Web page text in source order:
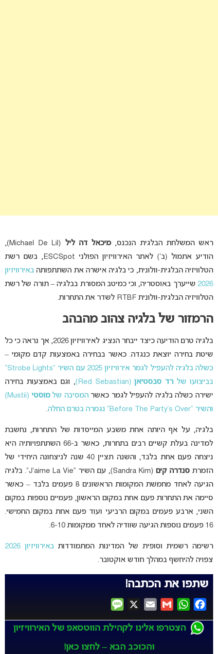
ראש המשלחת הבלגית הנכנס,מיכאל דה ליל
(Michael De Lil),
הודיע אתמול (ב’) לאתר האירוויזיון הפולני ESCSpot, בשם רשת
הטלוויזיה הבלגית-וולונית, כי בלגיה אישרה את השתתפותה באירוויזיון
2026 שייערך באוסטריה, וכי כמיטב המסורת בבלגיה – תורה של רשת
הטלוויזיה הבלגית-וולונית RTBF לשדר את התחרות.
הרמזור של בלגיה צהוב מהבהב
בלגיה טרם הודיעה כיצד ייבחר הנציג לאירוויזיון 2026, אך נראה כי כל
שיטת בחירה יוצאת כנגדה. כאשר בבחירה באמצעות קדם מקומי –
כשלה בלגיה להעפיל לגמר אירוויזיון 2025 עם השיר “Strobe Lights”
בביצועו שלרד סבסטיאן(Red Sebastian)
, וגם באמצעות בחירה
ישירה כשלה בלגיה להעפיל לגמר כאשרהמסיבה שלמוסטי
(Mustii)
והשיר “Before The Party’s Over” נגמרה בטרם החלה
.
בלגיה, על אף היותה אחת משבע המייסדות של התחרות, נחשבת
למדינה בעלת קשיים רבים בתחרות, כאשר ב-66 השתתפויותיה היא
ניצחה פעם אחת בלבד, והשנה תציין 40 שנה לניצחונה היחידי של
הזמרת סנדרה קים
(Sandra Kim), עם השיר “J’aime La Vie”. בלגיה
הגיעה לאחד מחמשת המקומות הראשונים 8 פעמים בלבד – כאשר
סיימה את התחרות פעם אחת במקום הראשון, פעמיים נוספות במקום
השני, ארבע פעמים במקום הרביעי ועוד פעם אחת במקום החמישי.
16 פעמים נוספות הגיעה שוודיה לאחד ממקומות 6-10.
רשימה רשמית וסופית של המדינות המתמודדותבאירוויזיון 2026
צפויה להיחשף במהלך חודש אוקטובר.
שתפו את הכתבה!
Facebook
WhatsApp
Gmail
Email
הצטרפו אלינו לקהילת הווטסאפ של האירוויזיון
והכוכב הבא – לחצו כאן!